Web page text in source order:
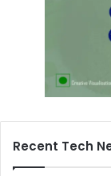
Recent Tech